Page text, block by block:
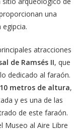
una
atracciones
de Ramsés II, que
dedicado al faraón.
10 metros de altura,
y es una de las
de este faraón.
Museo al Aire Libre